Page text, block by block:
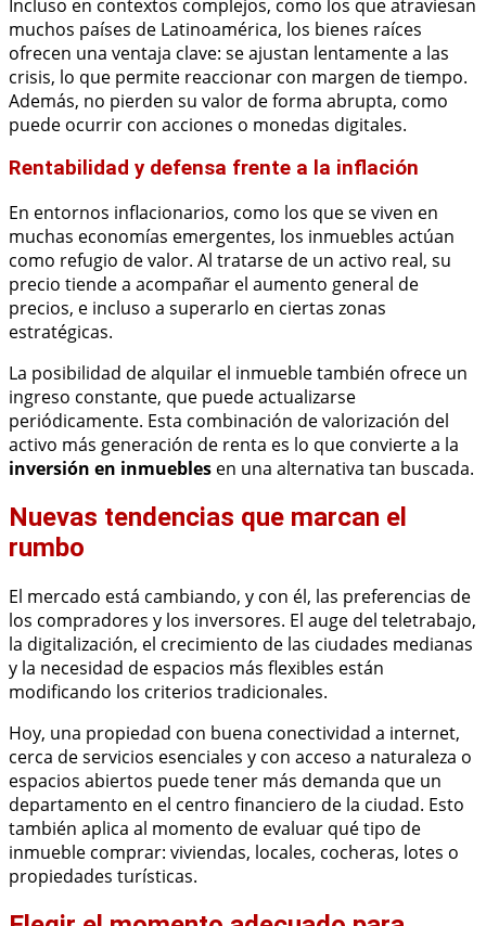
Incluso en contextos complejos, como los que atraviesan
muchos países de Latinoamérica, los bienes raíces
ofrecen una ventaja clave: se ajustan lentamente a las
crisis, lo que permite reaccionar con margen de tiempo.
Además, no pierden su valor de forma abrupta, como
puede ocurrir con acciones o monedas digitales.
Rentabilidad y defensa frente a la inflación
En entornos inflacionarios, como los que se viven en
muchas economías emergentes, los inmuebles actúan
como refugio de valor. Al tratarse de un activo real, su
precio tiende a acompañar el aumento general de
precios, e incluso a superarlo en ciertas zonas
estratégicas.
La posibilidad de alquilar el inmueble también ofrece un
ingreso constante, que puede actualizarse
periódicamente. Esta combinación de valorización del
activo más generación de renta es lo que convierte a la
inversión en inmuebles en una alternativa tan buscada.
Nuevas tendencias que marcan el
rumbo
El mercado está cambiando, y con él, las preferencias de
los compradores y los inversores. El auge del teletrabajo,
la digitalización, el crecimiento de las ciudades medianas
y la necesidad de espacios más flexibles están
modificando los criterios tradicionales.
Hoy, una propiedad con buena conectividad a internet,
cerca de servicios esenciales y con acceso a naturaleza o
espacios abiertos puede tener más demanda que un
departamento en el centro financiero de la ciudad. Esto
también aplica al momento de evaluar qué tipo de
inmueble comprar: viviendas, locales, cocheras, lotes o
propiedades turísticas.